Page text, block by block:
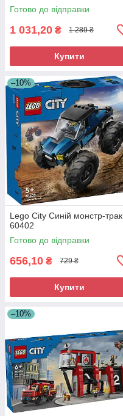
Готово до відправки
1 031,20 ₴ 1 289 ₴
Купити
–10%
Lego City Синій монстр-трак
60402
Готово до відправки
656,10 ₴ 729 ₴
Купити
–10%